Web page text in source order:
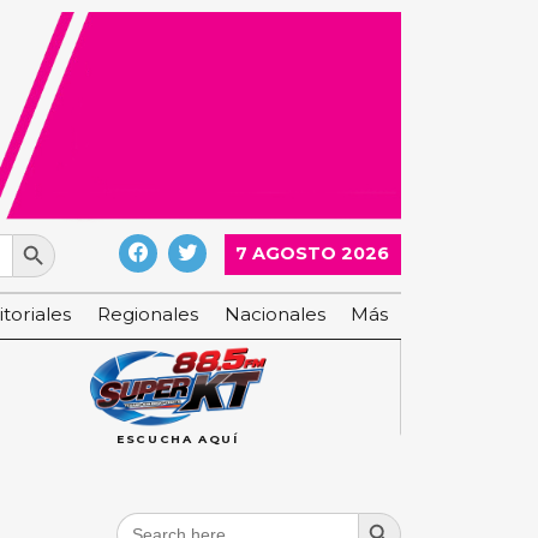
Search Button
7 AGOSTO 2026
Regionales Nacionales Más
ESCUCHA AQUÍ
Search
Search Button